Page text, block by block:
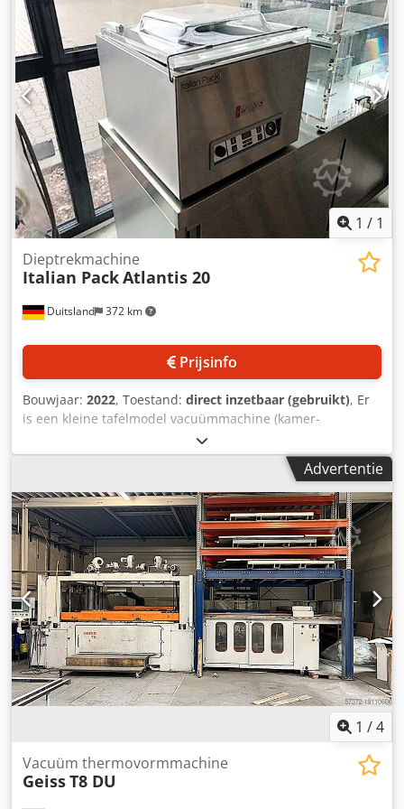
Kartonvormeenheid • Kabel met CEE 16A stekker • Gewicht
ca. 750 kg Crodofua Dcepfx Anksf Machine verkrijgbaar in
alle varianten b, b-2, b-3, b-4.
1 / 1
Duitsland 372 km
Dieptrekmachine
Italian PackAtlantis 20
Prijsinfo
Bouwjaar: 2022, Toestand: direct inzetbaar (gebruikt), Er
is een kleine tafelmodel vacuümmachine (kamer-
vacuümmachine) Italian Pack beschikbaar.
Kamerafmetingen X/Y/Z: 370mm/420mm/180mm,
vacuümpompcapaciteit: 16m³/h, maximale gebruiksduur
per dag: 5 uur. Documentatie aanwezig. Bezichtiging op
locatie mogelijk. Credjwt A U Ropfx Ankef
Advertentie
1 /4
Vacuüm thermovormmachine
GeissT8 DU